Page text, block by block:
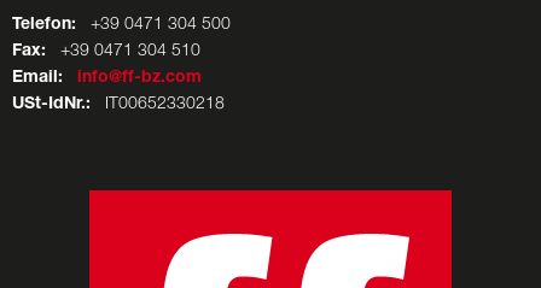
Telefon: +39 0471 304 500
Fax: +39 0471 304 510
Email:
info@ff-bz.com
USt-IdNr.: IT00652330218